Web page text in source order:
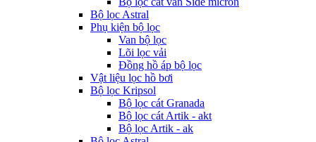
Bộ lọc Astral
Phụ kiện bộ lọc
Van bộ lọc
Lõi lọc vải
Đồng hồ áp bộ lọc
Vật liệu lọc hồ bơi
Bộ lọc Kripsol
Bộ lọc cát Granada
Bộ lọc cát Artik - akt
Bộ lọc Artik - ak